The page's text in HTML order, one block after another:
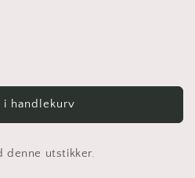
i handlekurv
denne utstikker.